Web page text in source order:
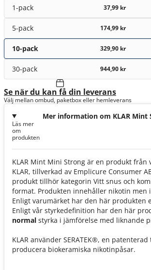
1-pack 37,99 kr
5-pack 174,99 kr
10-pack 329,90 kr
30-pack 944,90 kr
Se när du kan få din leverans
Välj mellan ombud, paketbox eller hemleverans
Mer information om KLAR Mint
Läs mer
om
produkten
KLAR Mint Mini Strong är en produkt från
KLAR, tillverkad av Emplicure Consumer
produkt tillhör kategorin Vitt snus och
format. Produkten innehåller nikotin men
Enligt varumärket har den här produkten
Enligt vår styrkedefinition har den här
normal styrka i jämförelse med liknande
KLAR använder SERATEK®, en
producera biokeramiska nikotinpåsar.